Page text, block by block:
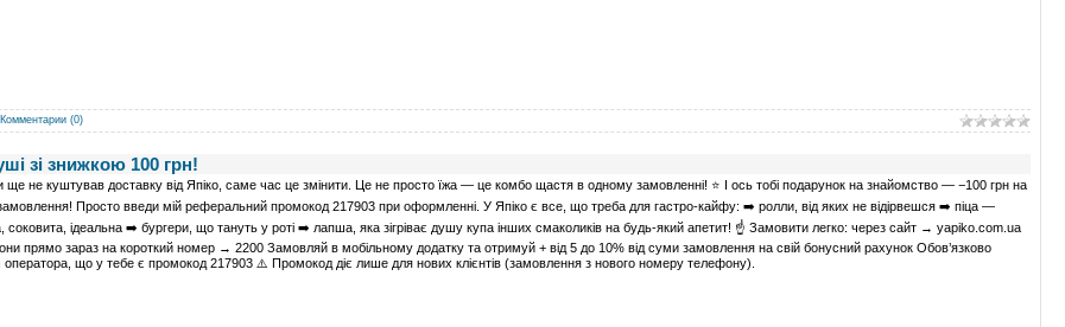
Комментарии (0)
зі знижкою 100 грн!
ще не куштував доставку від Япіко, саме час це змінити. Це не просто їжа — це комбо щастя в одному замовленні! ⭐ І ось тобі подарунок на знайомство — −100 грн на
Просто введи мій реферальний промокод 217903 при оформленні. У Япіко є все, що треба для гастро-кайфу: ➡️ ролли, від яких не відірвешся ➡️ піца —
соковита, ідеальна ➡️ бургери, що тануть у роті ➡️ лапша, яка зігріває душу купа інших смаколиків на будь-який апетит! ☝️ Замовити легко: через сайт → yapiko.com.ua
прямо зараз на короткий номер → 2200 Замовляй в мобільному додатку та отримуй + від 5 до 10% від суми замовлення на свій бонусний рахунок Обов’язково
оператора, що у тебе є промокод 217903 ⚠️ Промокод діє лише для нових клієнтів (замовлення з нового номеру телефону).